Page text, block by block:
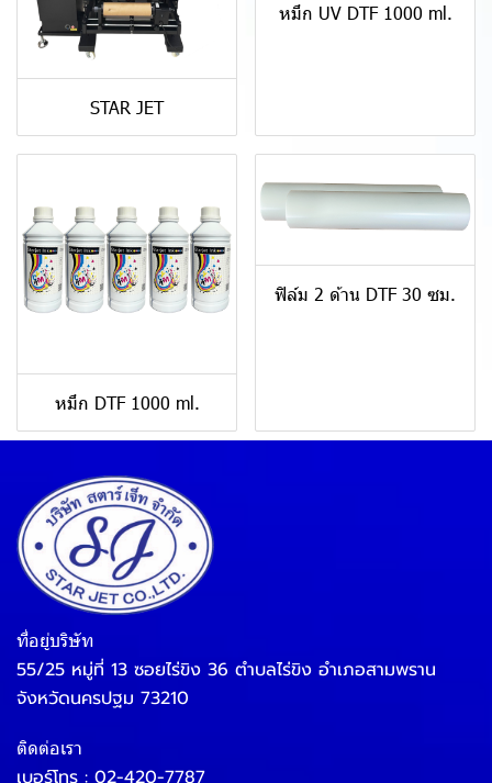
STAR JET
หมึก UV DTF 1000 ml.
หมึก DTF 1000 ml.
ฟิล์ม 2 ด้าน DTF 30 ซม.
ที่อยู่บริษัท
55/25 หมู่ที่ 13 ซอยไร่ขิง 36 ตำบลไร่ขิง อำเภอสามพราน
จังหวัดนครปฐม 73210
ติดต่อเรา
เบอร์โทร : 02-420-7787